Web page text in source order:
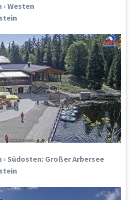
Westen
Südosten: Großer Arbersee